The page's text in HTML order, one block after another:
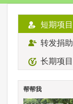
短期项目
转发捐助
长期项目
帮帮我